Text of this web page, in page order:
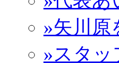
»矢川原
»スタッ